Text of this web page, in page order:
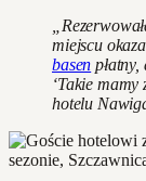
miejscu
basen
‘Takie
hotelu